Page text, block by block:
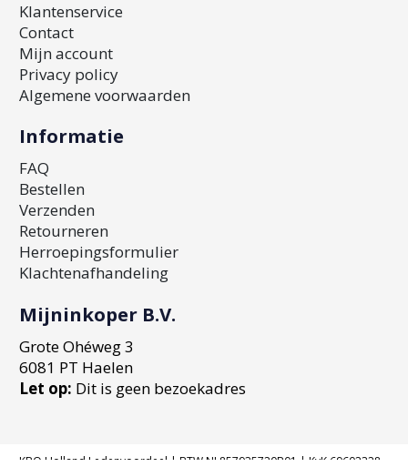
Klantenservice
Contact
Mijn account
Privacy policy
Algemene voorwaarden
Informatie
FAQ
Bestellen
Verzenden
Retourneren
Herroepingsformulier
Klachtenafhandeling
Mijninkoper B.V.
Grote Ohéweg 3
6081 PT Haelen
Let op: Dit is geen bezoekadres
KBO Holland Ledenvoordeel | BTW NL857935720B01 | KvK 69602328